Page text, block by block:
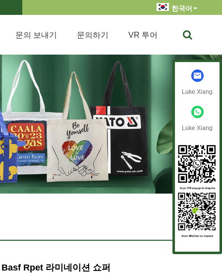
한국어
문의 보내기 문의하기 VR 투어
Basf Rpet 라미네이션 쇼퍼
Luke Xiang
Luke Xiang